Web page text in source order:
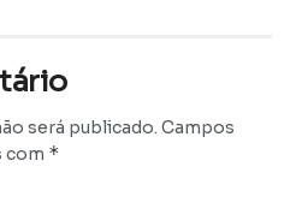
será publicado. Campos
com *